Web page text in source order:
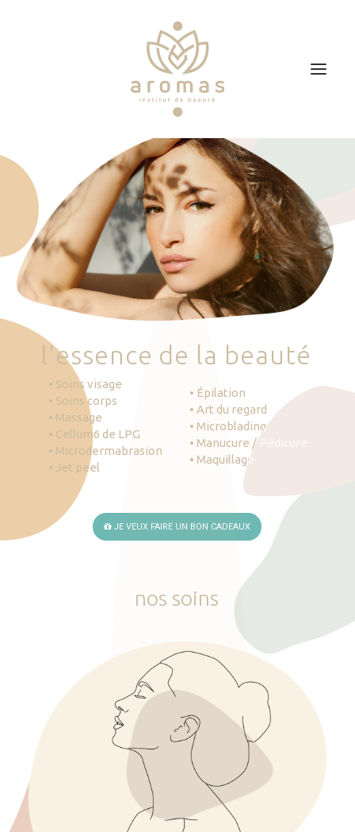
Soins
Je veux faire un bon cadeau
Plan d’accès
Prendre RDV
'essence de la beauté
• Soins visage
• Soins corps
• Massage
• Cellum6 de LPG
• Microdermabrasion
• Jet peel
• Épilation
• Art du regard
• Microblading
• Manucure / Pédicure
• Maquillage
JE VEUX FAIRE UN BON CADEAUX
nos soins